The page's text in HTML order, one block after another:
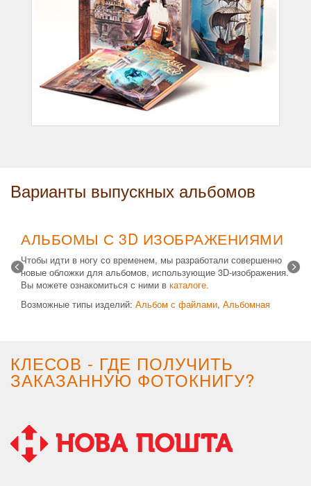
Варианты выпускных альбомов
АЛЬБОМЫ С 3D ИЗОБРАЖЕНИЯМИ
Чтобы идти в ногу со временем, мы разработали совершенно
новые обложки для альбомов, использующие 3D-изображения.
Вы можете ознакомиться с ними в каталоге.
Возможные типы изделий: Альбом с файлами, Альбомная
КЛЕСОВ - ГДЕ ПОЛУЧИТЬ
ЗАКАЗАННУЮ ФОТОКНИГУ?